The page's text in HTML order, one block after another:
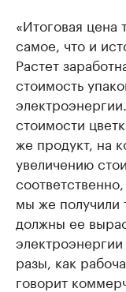
«Итоговая
самое, что и
Растет
стоимость
стоимости
же продукт, на
увеличению
мы же получили
должны ее
разы, как
говорит